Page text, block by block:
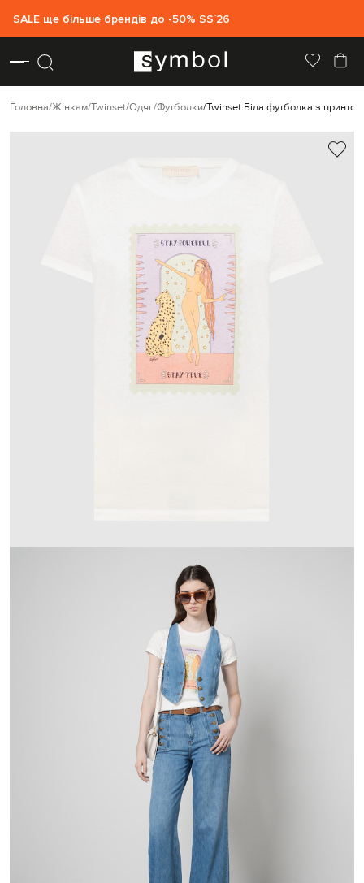
SALE ще більше брендів до -50% SS`26
Головна Жінкам Twinset Одяг Футболки Twinset Біла футболка з